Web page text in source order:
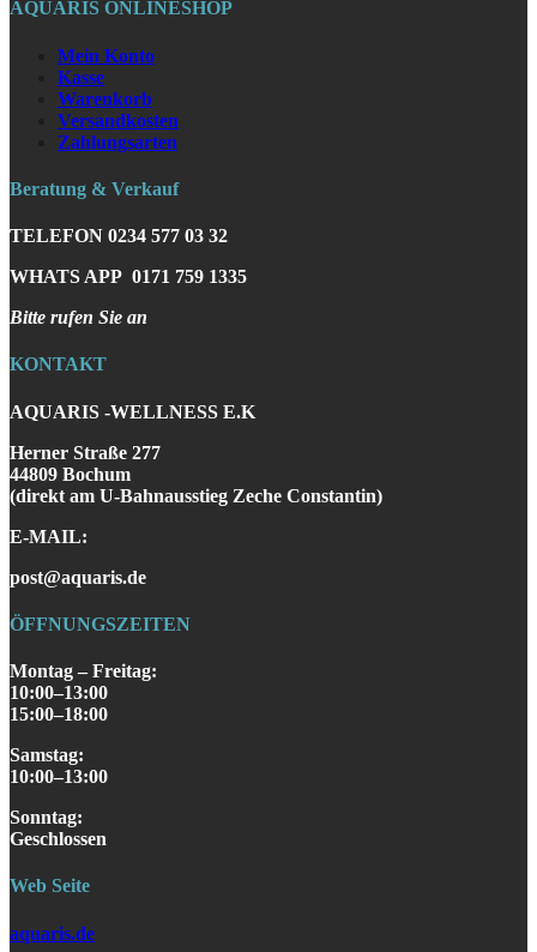
AQUARIS ONLINESHOP
Mein Konto
Kasse
Warenkorb
Versandkosten
Zahlungsarten
Beratung & Verkauf
TELEFON 0234 577 03 32
WHATS APP 0171 759 1335
Bitte rufen Sie an
KONTAKT
AQUARIS -WELLNESS E.K
Herner Straße 277
44809 Bochum
(direkt am U-Bahnausstieg Zeche Constantin)
E-MAIL:
post@aquaris.de
ÖFFNUNGSZEITEN
Montag – Freitag:
10:00–13:00
15:00–18:00
Samstag:
10:00–13:00
Sonntag:
Geschlossen
Web Seite
aquaris.de